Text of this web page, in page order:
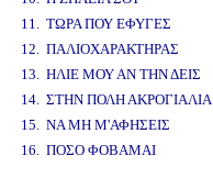
11. ΤΩΡΑ ΠΟΥ ΕΦΥΓΕΣ
12. ΠΑΛΙΟΧΑΡΑΚΤΗΡΑΣ
13. ΗΛΙΕ ΜΟΥ ΑΝ ΤΗΝ ΔΕΙΣ
14. ΣΤΗΝ ΠΟΛΗ ΑΚΡΟΓΙΑΛΙΑ
15. ΝΑ ΜΗ Μ'ΑΦΗΣΕΙΣ
16. ΠΟΣΟ ΦΟΒΑΜΑΙ